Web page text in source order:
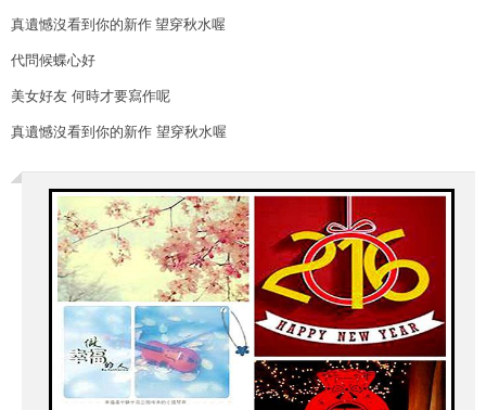
真遺憾沒看到你的新作 望穿秋水喔
代問候蝶心好
美女好友 何時才要寫作呢
真遺憾沒看到你的新作 望穿秋水喔